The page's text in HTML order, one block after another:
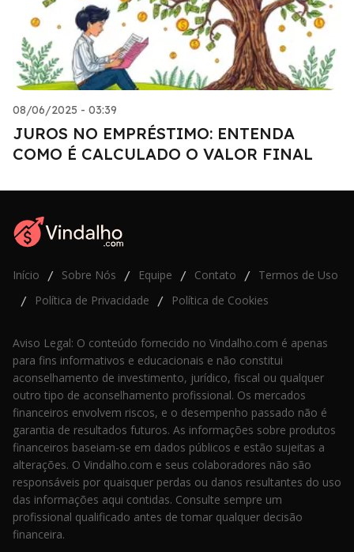
08/06/2025 - 03:39
JUROS NO EMPRÉSTIMO: ENTENDA
COMO É CALCULADO O VALOR FINAL
Início / Sobre Nós / Equipe / Contato / Termos de Uso
/ Política de Privacidade / Política de Cookies
Aviso Legal: O conteúdo fornecido no Vindalho.com é apenas
para fins informativos e educacionais e não constitui
aconselhamento de investimento, jurídico, fiscal ou qualquer
outro tipo de aconselhamento profissional. Os mercados
financeiros envolvem riscos, e o desempenho passado não é
garantia de resultados futuros. As informações sobre produtos
financeiros baseiam-se em dados públicos e estão sujeitas a
alterações. O Vindalho.com e seus colaboradores não são
responsáveis por quaisquer perdas ou danos resultantes do uso
das informações aqui contidas. Consulte sempre um
profissional qualificado antes de tomar qualquer decisão
financeira.